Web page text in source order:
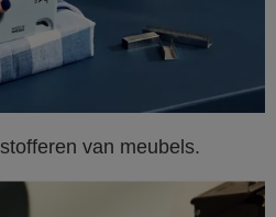
van meubels.